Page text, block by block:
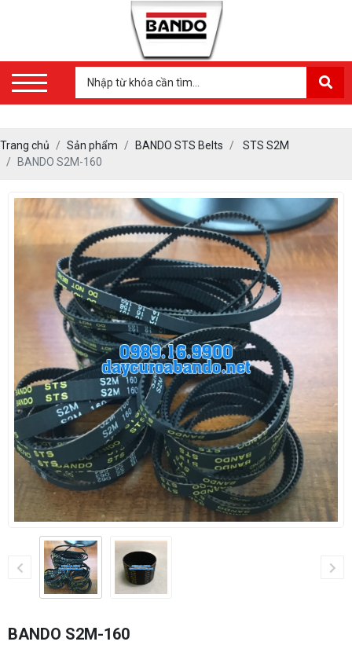
Trang chủ Sản phẩm BANDO STS Belts
STS S2M
BANDO S2M-160
BANDO S2M-160